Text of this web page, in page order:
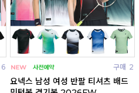
6 구매 2
요넥스 남성 여성 반팔 티셔츠 배드